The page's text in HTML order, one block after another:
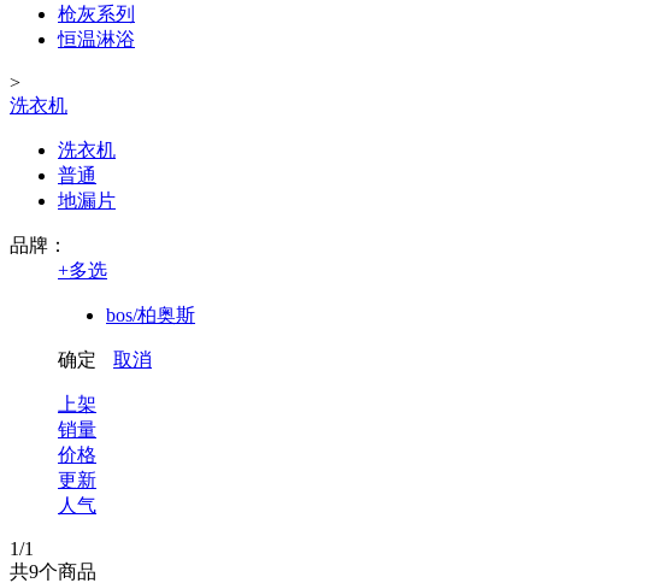
枪灰系列
恒温淋浴
>
洗衣机
洗衣机
普通
地漏片
品牌：
+多选
bos/柏奥斯
确定 取消
上架
销量
价格
更新
人气
1/1
共9个商品